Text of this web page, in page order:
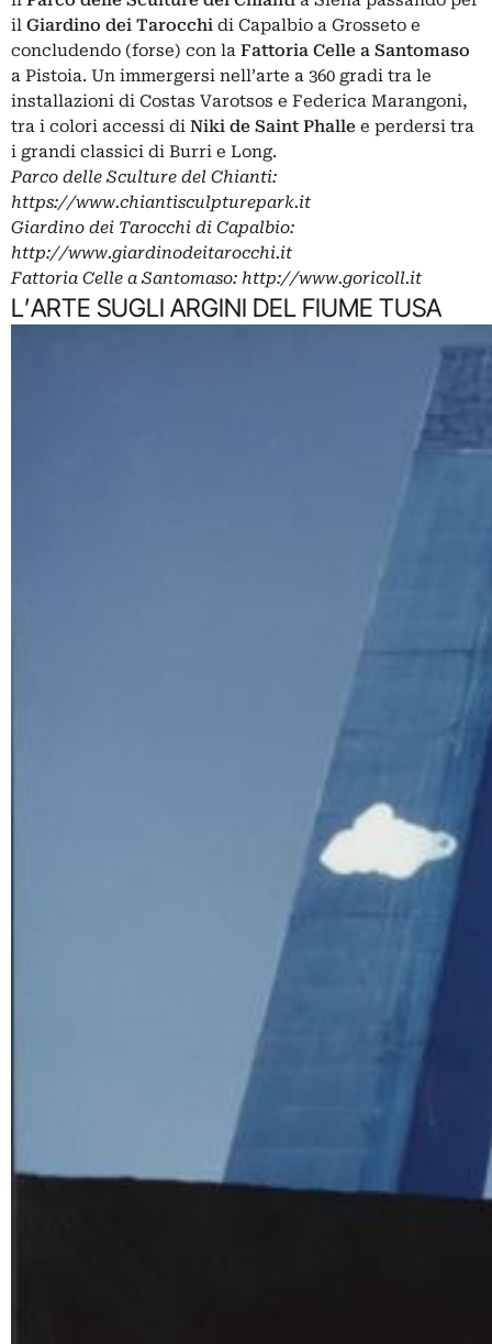
il Giardino dei Tarocchi di Capalbio a Grosseto e
concludendo (forse) con la Fattoria Celle a Santomaso
a Pistoia. Un immergersi nell’arte a 360 gradi tra le
installazioni di Costas Varotsos e Federica Marangoni,
tra i colori accessi di Niki de Saint Phalle e perdersi tra
i grandi classici di Burri e Long.
Parco delle Sculture del Chianti:
https://www.chiantisculpturepark.it
Giardino dei Tarocchi di Capalbio:
http://www.giardinodeitarocchi.it
Fattoria Celle a Santomaso: http://www.goricoll.it
L’ARTE SUGLI ARGINI DEL FIUME TUSA